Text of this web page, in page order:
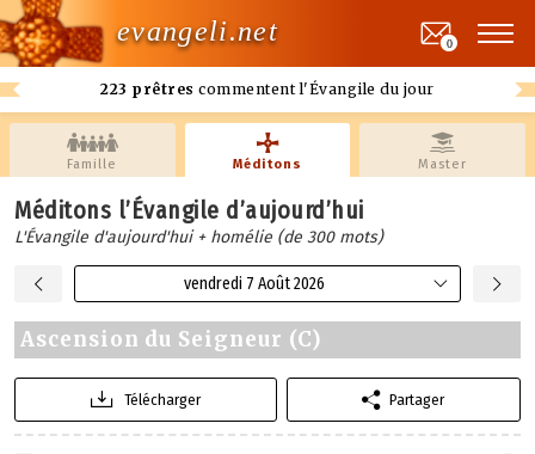
evangeli.net
223 prêtres commentent l'Évangile du jour
0
Famille Méditons Master
Méditons l’Évangile d’aujourd’hui
L'Évangile d'aujourd'hui + homélie (de 300 mots)
vendredi 7 Août 2026
Ascension du Seigneur (C)
Télécharger Partager